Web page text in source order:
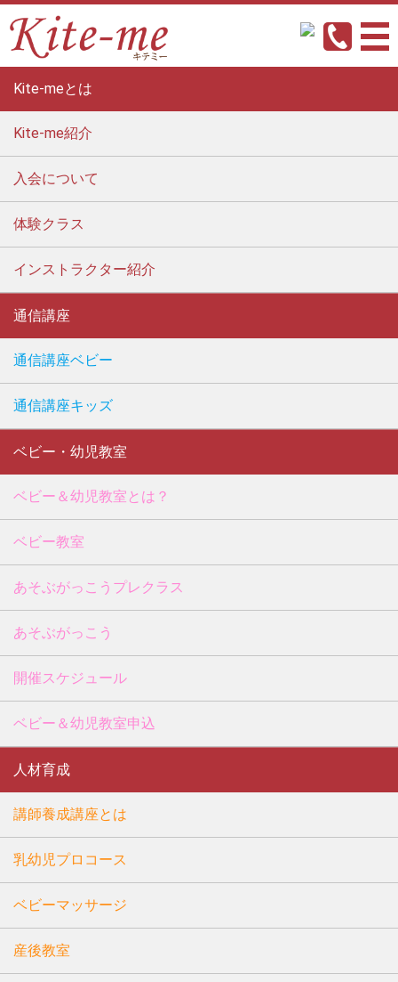
Kite-meとは
Kite-me紹介
入会について
体験クラス
インストラクター紹介
通信講座
通信講座ベビー
通信講座キッズ
ベビー・幼児教室
ベビー＆幼児教室とは？
ベビー教室
あそぶがっこうプレクラス
あそぶがっこう
開催スケジュール
ベビー＆幼児教室申込
人材育成
講師養成講座とは
乳幼児プロコース
ベビーマッサージ
産後教室